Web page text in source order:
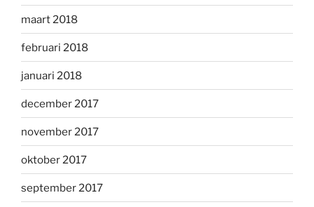
maart 2018
februari 2018
januari 2018
december 2017
november 2017
oktober 2017
september 2017